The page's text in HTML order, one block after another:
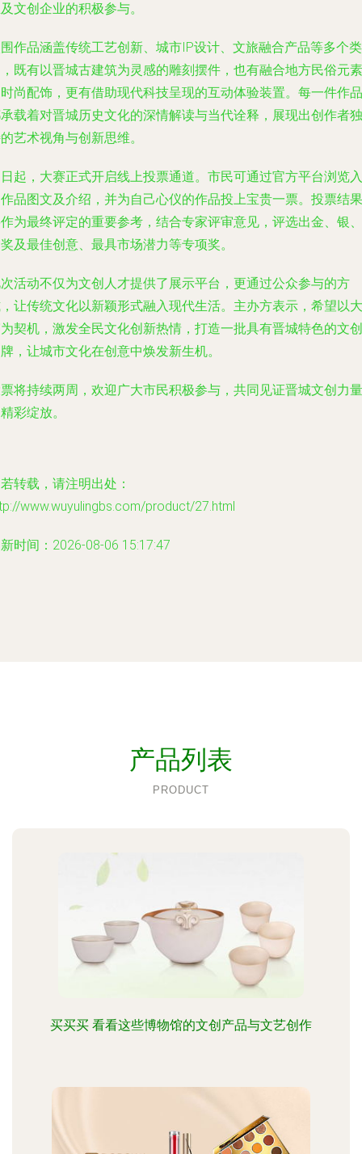
文创企业的积极参与。
作品涵盖传统工艺创新、城市IP设计、文旅融合产品等多个类
既有以晋城古建筑为灵感的雕刻摆件，也有融合地方民俗元素
尚配饰，更有借助现代科技呈现的互动体验装置。每一件作品
载着对晋城历史文化的深情解读与当代诠释，展现出创作者独
艺术视角与创新思维。
起，大赛正式开启线上投票通道。市民可通过官方平台浏览入
品图文及介绍，并为自己心仪的作品投上宝贵一票。投票结果
为最终评定的重要参考，结合专家评审意见，评选出金、银、
及最佳创意、最具市场潜力等专项奖。
活动不仅为文创人才提供了展示平台，更通过公众参与的方
让传统文化以新颖形式融入现代生活。主办方表示，希望以大
契机，激发全民文化创新热情，打造一批具有晋城特色的文创
，让城市文化在创意中焕发新生机。
将持续两周，欢迎广大市民积极参与，共同见证晋城文创力量
彩绽放。
转载，请注明出处：
www.wuyulingbs.com/product/27.html
时间：2026-08-06 15:17:47
产品列表
PRODUCT
买买买 看看这些博物馆的文创产品与文艺创作